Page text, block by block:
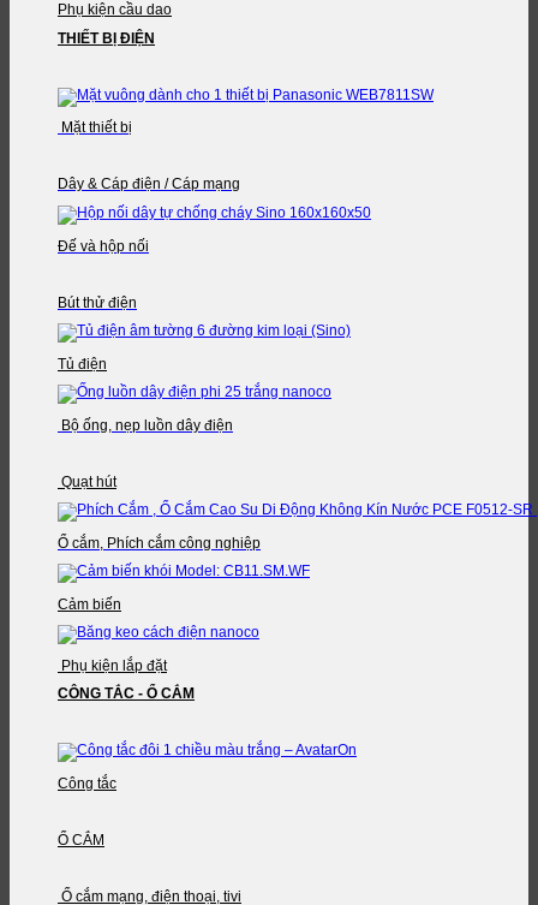
Phụ kiện cầu dao
THIẾT BỊ ĐIỆN
Mặt thiết bị
Dây & Cáp điện / Cáp mạng
Đế và hộp nối
Bút thử điện
Tủ điện
Bộ ống, nẹp luồn dây điện
Quạt hút
Ổ cắm, Phích cắm công nghiệp
Cảm biến
Phụ kiện lắp đặt
CÔNG TẮC - Ổ CẮM
Công tắc
Ổ CẮM
Ổ cắm mạng, điện thoại, tivi